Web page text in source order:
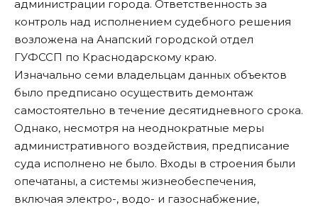
администрации города. Ответственность за
контроль над исполнением судебного решения
возложена на Анапский городской отдел
ГУФССП по Краснодарскому краю.
Изначально семи владельцам данных объектов
было предписано осуществить демонтаж
самостоятельно в течение десятидневного срока.
Однако, несмотря на неоднократные меры
административного воздействия, предписание
суда исполнено не было. Входы в строения были
опечатаны, а системы жизнеобеспечения,
включая электро-, водо- и газоснабжение,